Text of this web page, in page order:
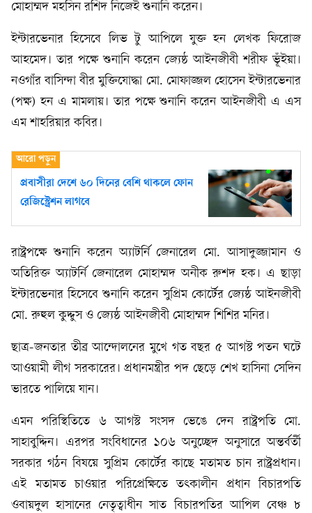
মোহাম্মদ মহসিন রশিদ নিজেই শুনানি করেন।
ইন্টারভেনার হিসেবে লিভ টু আপিলে যুক্ত হন লেখক ফিরোজ
আহমেদ। তার পক্ষে শুনানি করেন জ্যেষ্ঠ আইনজীবী শরীফ ভূঁইয়া।
নওগাঁর বাসিন্দা বীর মুক্তিযোদ্ধা মো. মোফাজ্জল হোসেন ইন্টারভেনার
(পক্ষ) হন এ মামলায়। তার পক্ষে শুনানি করেন আইনজীবী এ এস
এম শাহরিয়ার কবির।
প্রবাসীরা দেশে ৬০ দিনের বেশি থাকলে ফোন
রেজিস্ট্রেশন লাগবে
রাষ্ট্রপক্ষে শুনানি করেন অ্যাটর্নি জেনারেল মো. আসাদুজ্জামান ও
অতিরিক্ত অ্যাটর্নি জেনারেল মোহাম্মদ অনীক রুশদ হক। এ ছাড়া
ইন্টারভেনার হিসেবে শুনানি করেন সুপ্রিম কোর্টের জ্যেষ্ঠ আইনজীবী
মো. রুহুল কুদ্দুস ও জ্যেষ্ঠ আইনজীবী মোহাম্মদ শিশির মনির।
ছাত্র-জনতার তীব্র আন্দোলনের মুখে গত বছর ৫ আগস্ট পতন ঘটে
আওয়ামী লীগ সরকারের। প্রধানমন্ত্রীর পদ ছেড়ে শেখ হাসিনা সেদিন
ভারতে পালিয়ে যান।
এমন পরিস্থিতিতে ৬ আগস্ট সংসদ ভেঙে দেন রাষ্ট্রপতি মো.
সাহাবুদ্দিন। এরপর সংবিধানের ১০৬ অনুচ্ছেদ অনুসারে অন্তর্বর্তী
সরকার গঠন বিষয়ে সুপ্রিম কোর্টের কাছে মতামত চান রাষ্ট্রপ্রধান।
এই মতামত চাওয়ার পরিপ্রেক্ষিতে তৎকালীন প্রধান বিচারপতি
ওবায়দুল হাসানের নেতৃত্বাধীন সাত বিচারপতির আপিল বেঞ্চ ৮